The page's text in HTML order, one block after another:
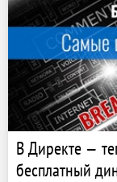
В Директе —
бесплатный